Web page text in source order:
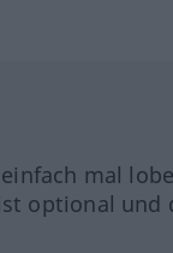
mal
optional und